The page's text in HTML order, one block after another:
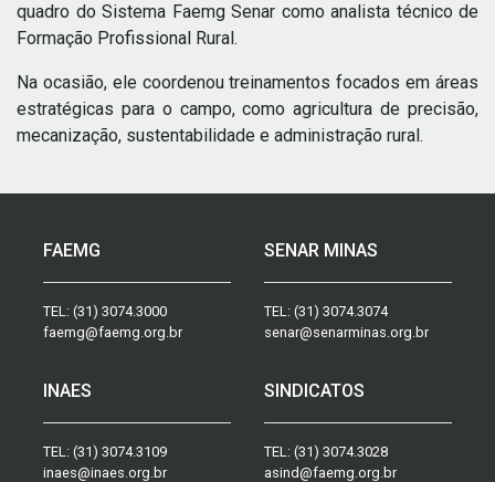
quadro do Sistema Faemg Senar como analista técnico de
Formação Profissional Rural.
Na ocasião, ele coordenou treinamentos focados em áreas
estratégicas para o campo, como agricultura de precisão,
mecanização, sustentabilidade e administração rural.
FAEMG
TEL: (31) 3074.3000
faemg@faemg.org.br
SENAR MINAS
TEL: (31) 3074.3074
senar@senarminas.org.br
INAES
TEL: (31) 3074.3109
inaes@inaes.org.br
SINDICATOS
TEL: (31) 3074.3028
asind@faemg.org.br